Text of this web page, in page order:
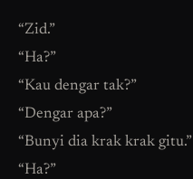
“Zid.”
“Ha?”
“Kau dengar tak?”
“Dengar apa?”
“Bunyi dia krak krak gitu.”
“Ha?”